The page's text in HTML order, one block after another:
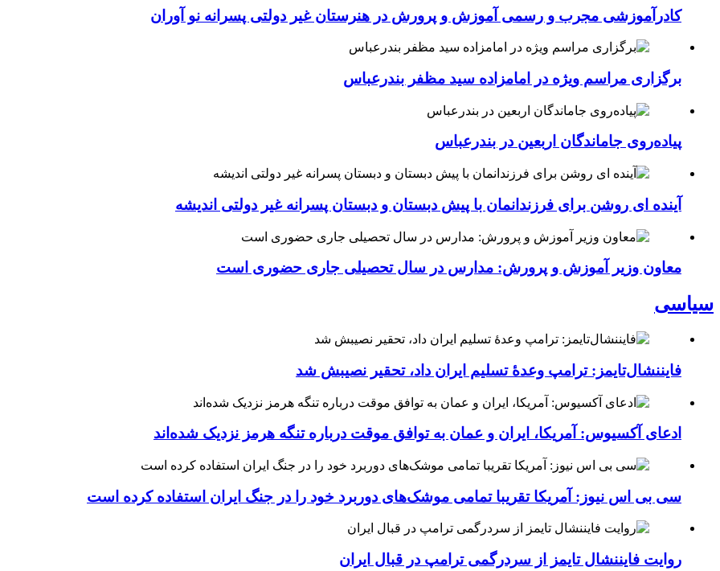
کادرآموزشی مجرب و رسمی آموزش و پرورش در هنرستان غیر دولتی پسرانه نو آوران
برگزاری مراسم ویژه در امامزاده سید مظفر بندرعباس
پیاده‌روی جاماندگان اربعین در بندرعباس
آینده ای روشن برای فرزندانمان با پیش دبستان و دبستان پسرانه غیر دولتی اندیشه
معاون وزیر آموزش و پرورش: مدارس در سال تحصیلی جاری حضوری است
سیاسی
فایننشال‌تایمز: ترامپ وعدۀ تسلیم ایران داد، تحقیر نصیبش شد
ادعای آکسیوس: آمریکا، ایران و عمان به توافق موقت درباره تنگه هرمز نزدیک شده‌اند
سی بی اس نیوز: آمریکا تقریبا تمامی موشک‌های دوربرد خود را در جنگ ایران استفاده کرده است
روایت فایننشال تایمز از سردرگمی ترامپ در قبال ایران